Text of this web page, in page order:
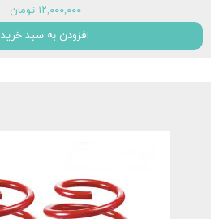
۱۲,۰۰۰,۰۰۰ تومان
افزودن به سبد خرید